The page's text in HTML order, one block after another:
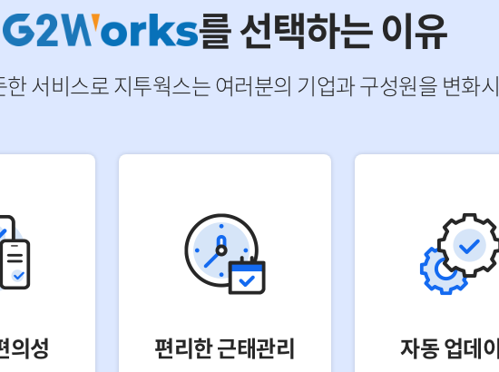
를 선택하는 이유
서비스로 지투웍스는 여러분의 기업과 구성원을 변화
의성 편리한 근태관리 자동 업데